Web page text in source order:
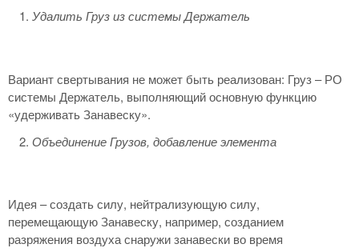
Удалить Груз из системы Держатель
Вариант свертывания не может быть реализован: Груз – РО
системы Держатель, выполняющий основную функцию
«удерживать Занавеску».
Объединение Грузов, добавление элемента
Идея – создать силу, нейтрализующую силу,
перемещающую Занавеску, например, созданием
разряжения воздуха снаружи занавески во время